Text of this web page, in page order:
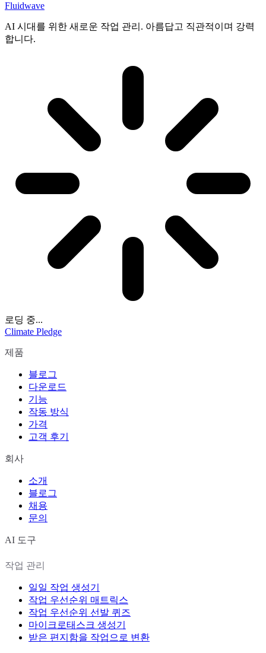
Fluidwave
AI 시대를 위한 새로운 작업 관리. 아름답고 직관적이며 강력
합니다.
로딩 중...
Climate Pledge
제품
블로그
다운로드
기능
작동 방식
가격
고객 후기
회사
소개
블로그
채용
문의
AI 도구
작업 관리
일일 작업 생성기
작업 우선순위 매트릭스
작업 우선순위 선발 퀴즈
마이크로태스크 생성기
받은 편지함을 작업으로 변환